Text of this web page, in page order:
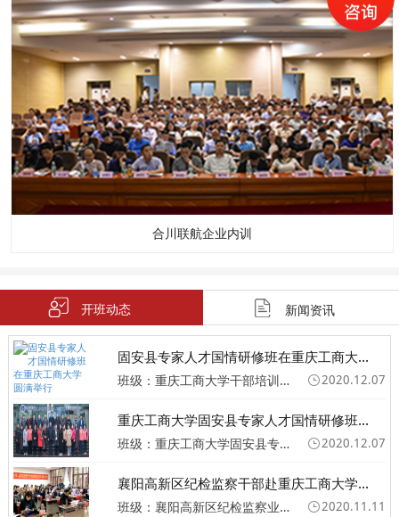
合川联航企业内训
开班动态 新闻资讯
固安县专家人才国情研修班在重庆工商大...
班级：重庆工商大学干部培训班 2020.12.07
重庆工商大学固安县专家人才国情研修班...
班级：重庆工商大学固安县专家人才国情研修班圆满举行 2020.12.07
襄阳高新区纪检监察干部赴重庆工商大学...
班级：襄阳高新区纪检监察业务专题培训班 2020.11.11